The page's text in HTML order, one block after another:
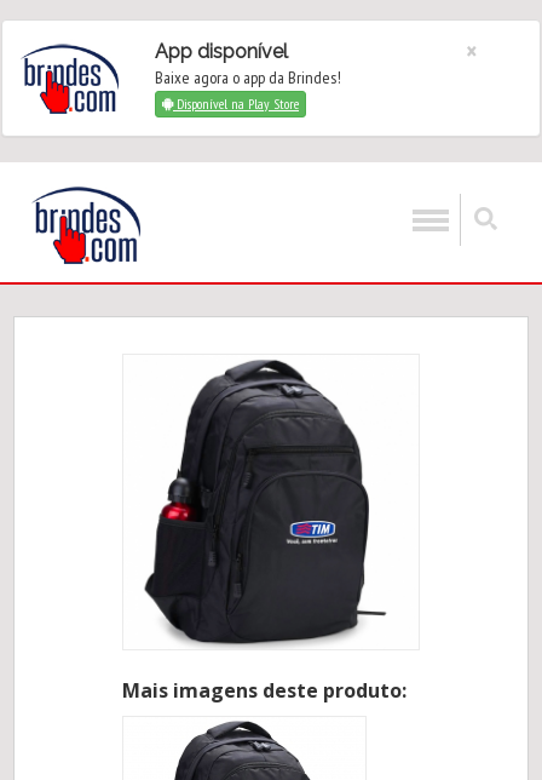
App disponível
Baixe agora o app da Brindes!
Disponível na Play Store
×
Mais imagens deste produto: